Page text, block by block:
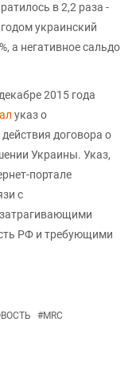
в 2,2 раза -
украинский
а негативное сальдо
2015 года
указ о
договора о
Украины. Указ,
портале
с
РФ и требующими
#MRC